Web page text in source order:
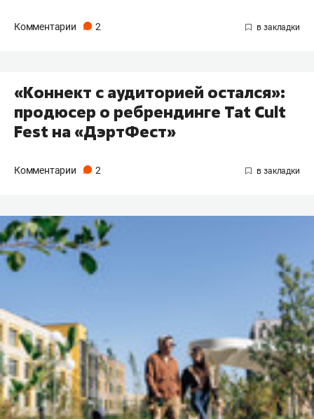
Комментарии 2
«Коннект с аудиторией остался»:
продюсер о ребрендинге Tat Cult
Fest на «ДэртФест»
Комментарии 2